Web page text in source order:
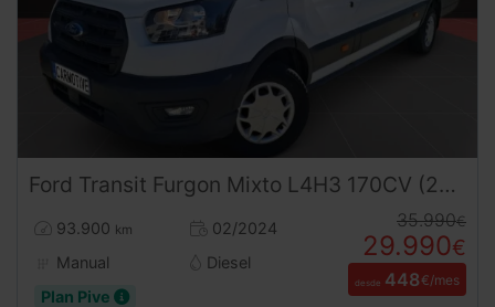
Ford Transit Furgon Mixto L4H3 170CV (2024) – 6 Plazas Retráctiles Gran Volumen Ocasión ¡Desde 450 €/mes!
93.900 km
02/2024
Manual
Diesel
Plan Pive
35.990€
29.990€
desde 448€/mes